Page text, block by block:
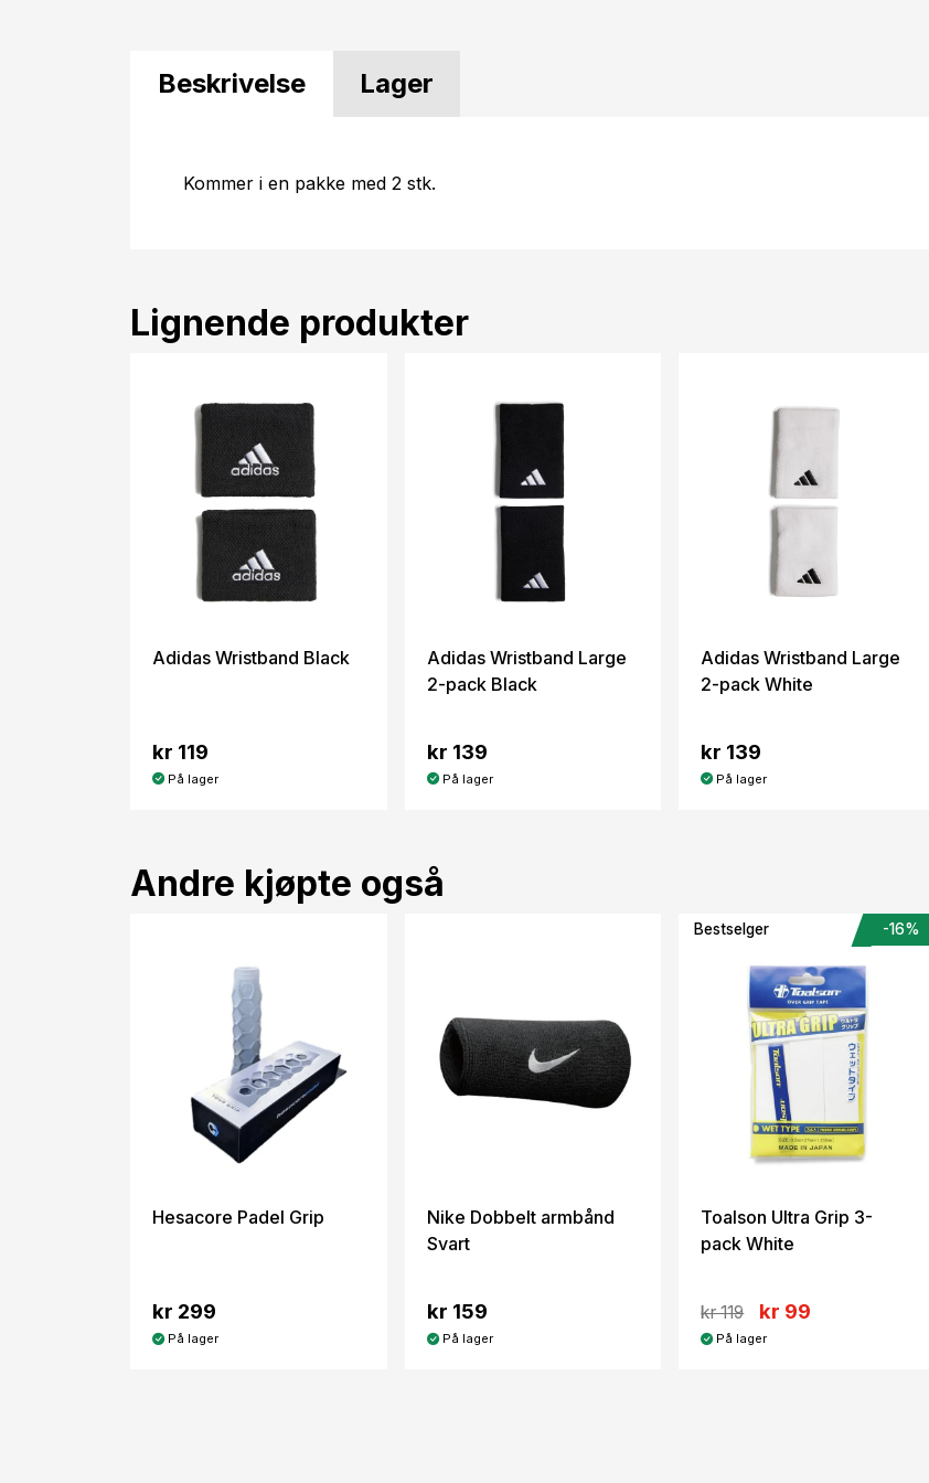
Beskrivelse Lager
Kommer i en pakke med 2 stk.
Lignende produkter
Adidas Wristband Black
kr 119
På lager
Adidas Wristband Large
2-pack Black
kr 139
På lager
Adidas Wristband Large
2-pack White
kr 139
På lager
Andre kjøpte også
Hesacore Padel Grip
kr 299
På lager
Nike Dobbelt armbånd
Svart
kr 159
På lager
Bestselger -16%
Toalson Ultra Grip 3-
pack White
kr 119 kr 99
På lager